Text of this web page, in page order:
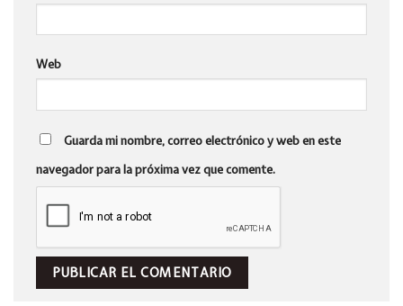
Web
Guarda mi nombre, correo electrónico y web en este
navegador para la próxima vez que comente.